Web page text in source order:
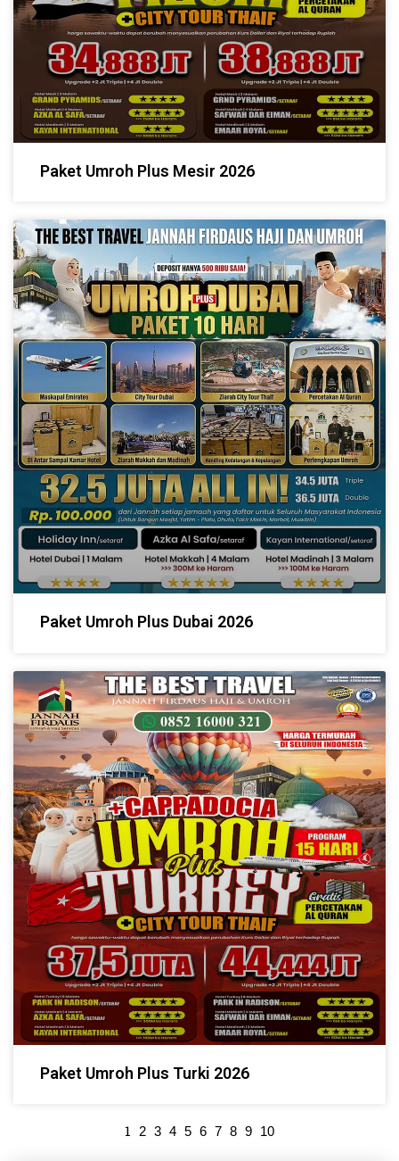
Paket Umroh Plus Mesir 2026
Paket Umroh Plus Dubai 2026
Paket Umroh Plus Turki 2026
1 2 3 4 5 6 7 8 9 10